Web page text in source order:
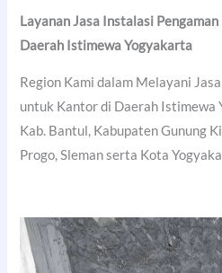
Layanan Jasa Instalasi
Daerah Istimewa Yogyakarta
Region Kami dalam Melayani
untuk Kantor di Daerah Istimewa
Kab. Bantul, Kabupaten Gunung
Progo, Sleman serta Kota